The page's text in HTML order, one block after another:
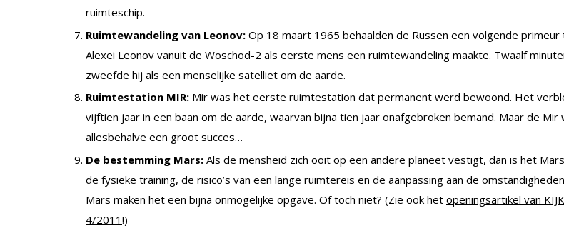
ruimteschip.
Ruimtewandeling van Leonov: Op 18 maart 1965 behaalden de Russen een volgende primeur
Alexei Leonov vanuit de Woschod-2 als eerste mens een ruimtewandeling maakte. Twaalf
zweefde hij als een menselijke satelliet om de aarde.
Ruimtestation MIR: Mir was het eerste ruimtestation dat permanent werd bewoond. Het
vijftien jaar in een baan om de aarde, waarvan bijna tien jaar onafgebroken bemand. Maar de Mir
allesbehalve een groot succes…
De bestemming Mars: Als de mensheid zich ooit op een andere planeet vestigt, dan is het
de fysieke training, de risico’s van een lange ruimtereis en de aanpassing aan de
Mars maken het een bijna onmogelijke opgave. Of toch niet? (Zie ook het openingsartikel van KIJK
4/2011 !)